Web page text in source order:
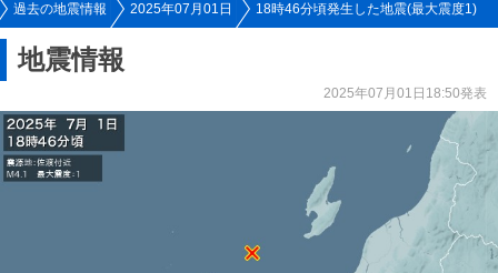
過去の地震情報 2025年07月01日 18時46分頃発生した地震(最大震度1)
地震情報
2025年07月01日18:50発表